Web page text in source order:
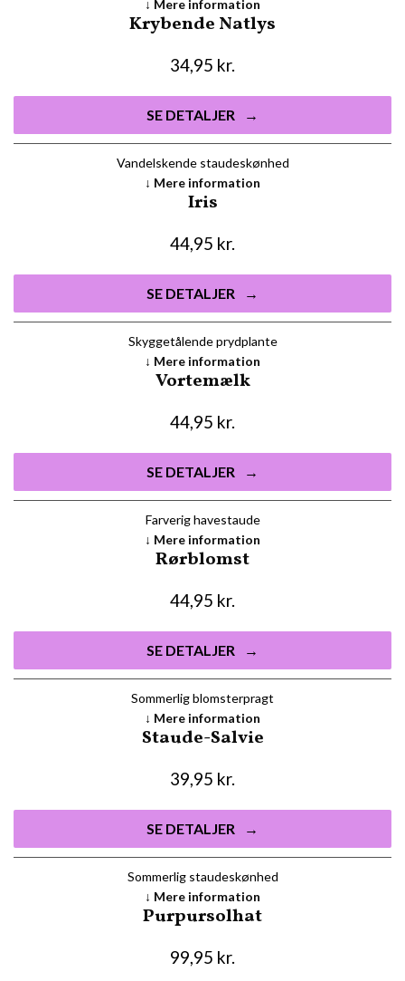
Krybende Natlys
34,95 kr.
SE DETALJER
Mere information
Vandelskende staudeskønhed
Iris
44,95 kr.
SE DETALJER
Mere information
Skyggetålende prydplante
Vortemælk
44,95 kr.
SE DETALJER
Mere information
Farverig havestaude
Rørblomst
44,95 kr.
SE DETALJER
Mere information
Sommerlig blomsterpragt
Staude-Salvie
39,95 kr.
SE DETALJER
Mere information
Sommerlig staudeskønhed
Purpursolhat
99,95 kr.
Mere information